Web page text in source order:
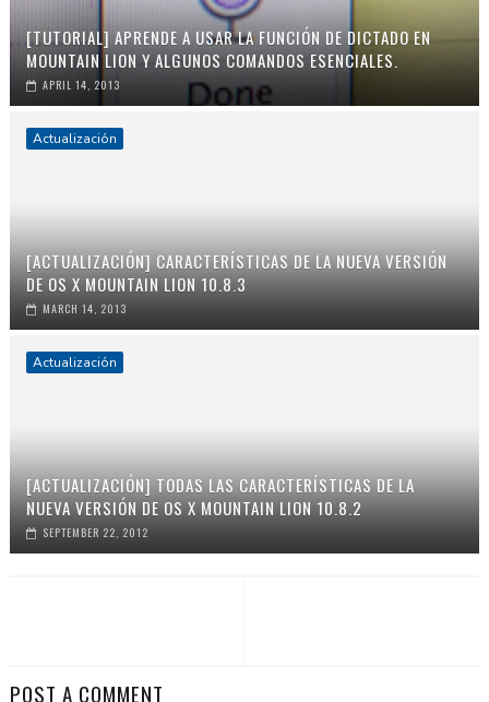
[TUTORIAL] APRENDE A USAR LA FUNCIÓN DE DICTADO EN
MOUNTAIN LION Y ALGUNOS COMANDOS ESENCIALES.
APRIL 14, 2013
Actualización
[ACTUALIZACIÓN] CARACTERÍSTICAS DE LA NUEVA VERSIÓN
DE OS X MOUNTAIN LION 10.8.3
MARCH 14, 2013
Actualización
[ACTUALIZACIÓN] TODAS LAS CARACTERÍSTICAS DE LA
NUEVA VERSIÓN DE OS X MOUNTAIN LION 10.8.2
SEPTEMBER 22, 2012
POST A COMMENT